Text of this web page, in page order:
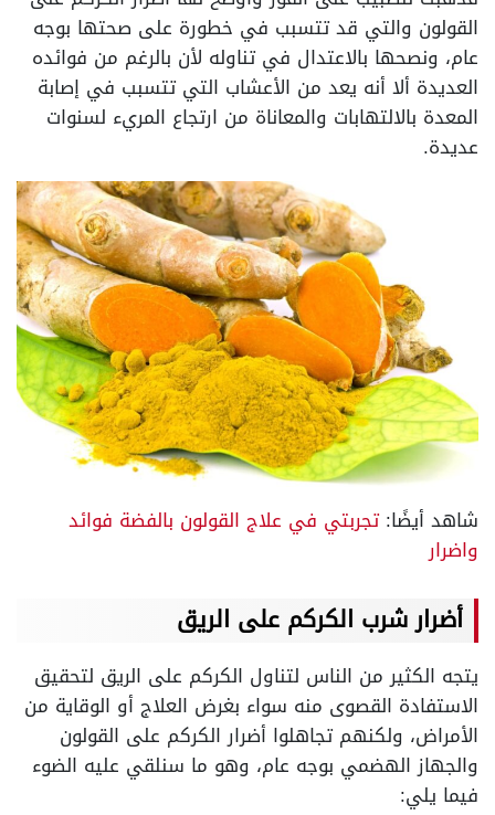
القولون والتي قد تتسبب في خطورة على صحتها بوجه
عام، ونصحها بالاعتدال في تناوله لأن بالرغم من فوائده
العديدة ألا أنه يعد من الأعشاب التي تتسبب في إصابة
المعدة بالالتهابات والمعاناة من ارتجاع المريء لسنوات
عديدة.
شاهد أيضًا:تجربتي في علاج القولون بالفضة فوائد
واضرار
أضرار شرب الكركم على الريق
يتجه الكثير من الناس لتناول الكركم على الريق لتحقيق
الاستفادة القصوى منه سواء بغرض العلاج أو الوقاية من
الأمراض، ولكنهم تجاهلوا أضرار الكركم على القولون
والجهاز الهضمي بوجه عام، وهو ما سنلقي عليه الضوء
فيما يلي: